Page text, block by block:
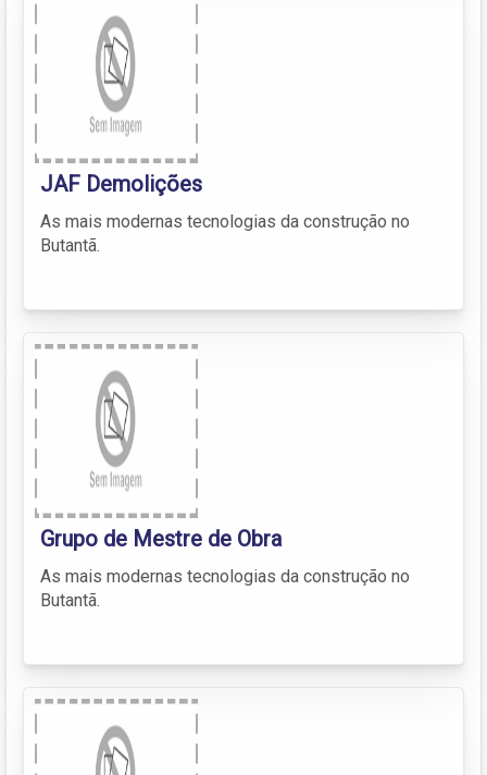
JAF Demolições
As mais modernas tecnologias da construção no
Butantã.
Grupo de Mestre de Obra
As mais modernas tecnologias da construção no
Butantã.